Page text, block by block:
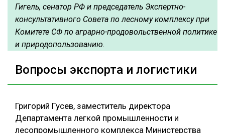
Гигель, сенатор РФ и председатель Экспертно-
консультативного Совета по лесному комплексу при
Комитете СФ по аграрно-продовольственной политике
и природопользованию.
Вопросы экспорта и логистики
Григорий Гусев, заместитель директора
Департамента легкой промышленности и
лесопромышленного комплекса Министерства